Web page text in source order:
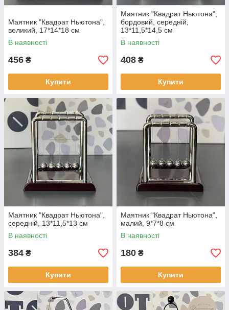
Маятник "Квадрат Ньютона",
великий, 17*14*18 см
В наявності
456 ₴
Купити
Маятник "Квадрат Ньютона",
бордовий, середній,
13*11,5*14,5 см
В наявності
408 ₴
Купити
Маятник "Квадрат Ньютона",
середній, 13*11,5*13 см
В наявності
384 ₴
Купити
Маятник "Квадрат Ньютона",
малий, 9*7*8 см
В наявності
180 ₴
Купити